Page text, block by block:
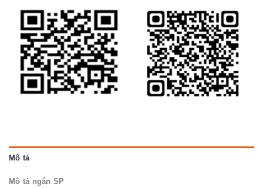
Mô tả
Mô tả ngắn SP